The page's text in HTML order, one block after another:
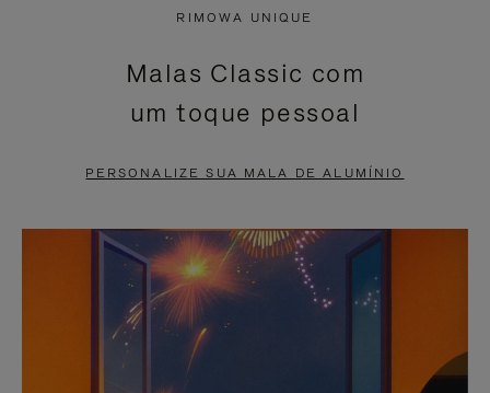
PAUSADO,
PRESSIONE
PARA
LO
SOM.
POR
FAVOR,
PARA
ATIVÁ-
LO
RIMOWA UNIQUE
Malas Classic com
um toque pessoal
PERSONALIZE SUA MALA DE ALUMÍNIO